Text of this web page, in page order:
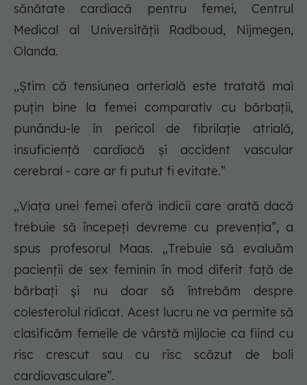
sănătate cardiacă pentru femei, Centrul
Medical al Universității Radboud, Nijmegen,
Olanda.
„Știm că tensiunea arterială este tratată mai
puțin bine la femei comparativ cu bărbații,
punându-le în pericol de fibrilație atrială,
insuficiență cardiacă și accident vascular
cerebral - care ar fi putut fi evitate.”
„Viața unei femei oferă indicii care arată dacă
trebuie să începeți devreme cu prevenția”, a
spus profesorul Maas. „Trebuie să evaluăm
pacienții de sex feminin în mod diferit față de
bărbați și nu doar să întrebăm despre
colesterolul ridicat. Acest lucru ne va permite să
clasificăm femeile de vârstă mijlocie ca fiind cu
risc crescut sau cu risc scăzut de boli
cardiovasculare”.